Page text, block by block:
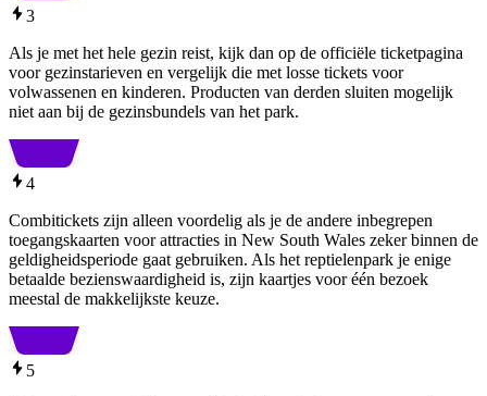
3
Als je met het hele gezin reist, kijk dan op de officiële ticketpagina
voor gezinstarieven en vergelijk die met losse tickets voor
volwassenen en kinderen. Producten van derden sluiten mogelijk
niet aan bij de gezinsbundels van het park.
4
Combitickets zijn alleen voordelig als je de andere inbegrepen
toegangskaarten voor attracties in New South Wales zeker binnen de
geldigheidsperiode gaat gebruiken. Als het reptielenpark je enige
betaalde bezienswaardigheid is, zijn kaartjes voor één bezoek
meestal de makkelijkste keuze.
5